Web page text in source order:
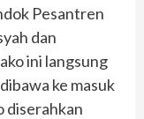
Pesantren
dan
ini langsung
ke masuk
diserahkan